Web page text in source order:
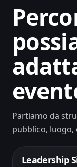
Partiamo da
pubblico,
Leadership